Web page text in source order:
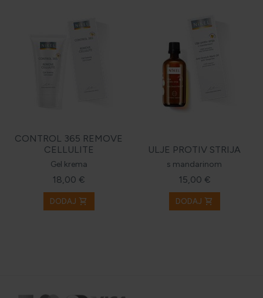
CONTROL 365 REMOVE
CELLULITE
Gel krema
18,00 €
DODAJ shopping_cart
ULJE PROTIV STRIJA
s mandarinom
15,00 €
DODAJ shopping_cart